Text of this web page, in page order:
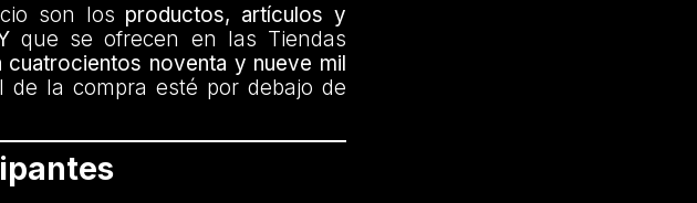
son los productos, artículos y
que se ofrecen en las Tiendas
cuatrocientos noventa y nueve mil
de la compra esté por debajo de